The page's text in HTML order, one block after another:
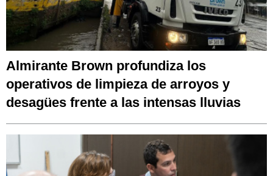
Almirante Brown profundiza los
operativos de limpieza de arroyos y
desagües frente a las intensas lluvias